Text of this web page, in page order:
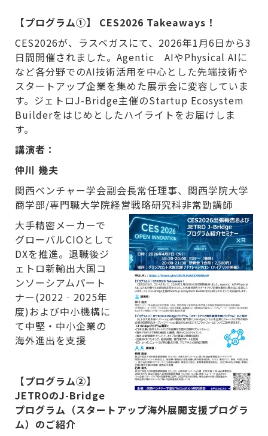
【プログラム①】 CES2026 Takeaways！
CES2026が、ラスベガスにて、2026年1月6日から3
日間開催されました。Agentic AIやPhysical AIに
など各分野でのAI技術活用を中心とした先端技術や
スタートアップ企業を集めた展示会に変容していま
す。ジェトロJ-Bridge主催のStartup Ecosystem
Builderをはじめとしたハイライトをお届けしま
す。
講演者：
仲川 幾夫
関西ベンチャー学会副会長常任理事、関西学院大学
商学部/専門職大学院経営戦略研究科非常勤講師
大手精密メーカーで
グローバルCIOとして
DXを推進。退職後ジ
ェトロ新輸出大国コ
ンソーシアムパート
ナー(2022‐2025年
度)および中小機構に
て中堅・中小企業の
海外進出を支援
【プログラム②】
JETROのJ-Bridge
プログラム（スタートアップ海外展開支援プログラ
ム）のご紹介